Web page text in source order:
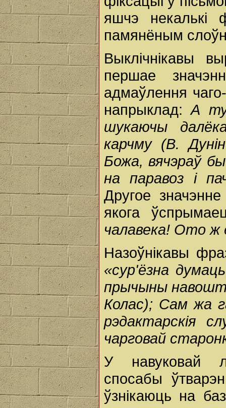
яшчэ некалькі
памянёным
Выклічнікавы
першае
адмаўлення
напрыклад:А
шукаючы
карчму (В.
Божа, вячэраў
на паравоз і
Другое
якога
чалавека! Ото ж
Назоўнікавы
«сур'ёзна
прычыны
Колас); Сам жа
рэдактарскія
чарговай
У навуковай
спосабы
ўзнікаюць на